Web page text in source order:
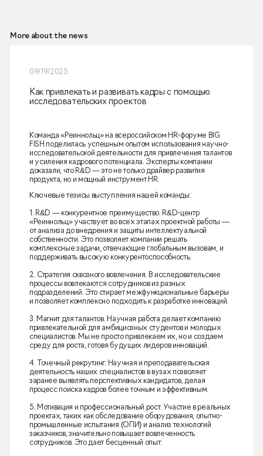
More about the news
09/19/2025
Как привлекать и развивать кадры с помощью
исследовательских проектов
Команда «Реиннольц» на всероссийском HR-форуме BIG
FISH поделилась успешным опытом использования научно-
исследовательской деятельности для привлечения талантов
и усиления кадрового потенциала. Эксперты компании
доказали, что R&D — это не только драйвер развития
продукта, но и мощный инструмент HR.
Ключевые тезисы выступления нашей команды:
1. R&D — конкурентное преимущество. R&D-центр
«Реиннольц» участвует во всех этапах проектной работы —
от анализа до внедрения и защиты интеллектуальной
собственности. Это позволяет компании решать
комплексные задачи, отвечающие глобальным вызовам, и
поддерживать высокую конкурентоспособность.
2. Стратегия сквозного вовлечения. В исследовательские
процессы вовлекаются сотрудников из разных
подразделений. Это стирает межфункциональные барьеры
и позволяет комплексно подходить к разработке инноваций.
3. Магнит для талантов. Научная работа делает компанию
привлекательной для амбициозных студентов и молодых
специалистов. Мы не просто привлекаем их, но и создаем
среду для роста, готовя будущих лидеров инноваций.
4. Точечный рекрутинг. Научная и преподавательская
деятельность наших специалистов в вузах позволяет
заранее выявлять перспективных кандидатов, делая
процесс поиска кадров более точным и эффективным.
5. Мотивация и профессиональный рост. Участие в реальных
проектах, таких как обследование оборудования, опытно-
промышленные испытания (ОПИ) и анализ технологий
заказчиков, значительно повышает вовлеченность
сотрудников. Это дает бесценный опыт: